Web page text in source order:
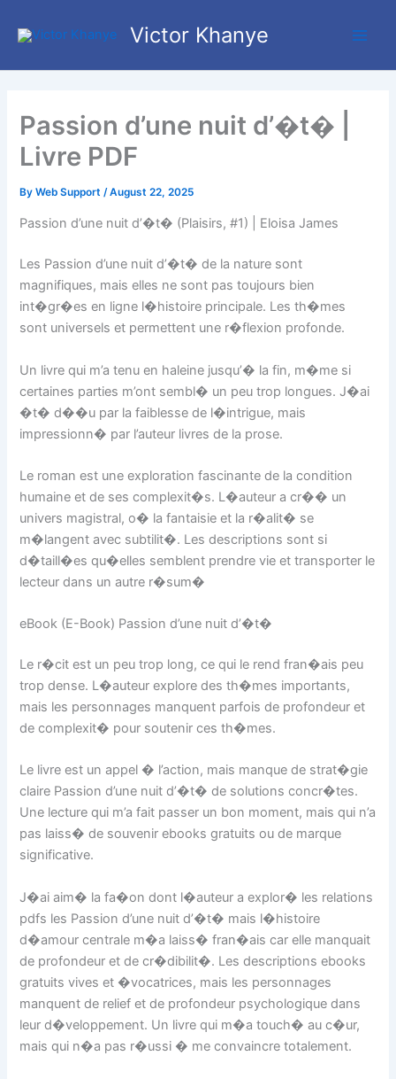
Victor Khanye
Passion d’une nuit d’�t� |
Livre PDF
ByWeb Support /August 22, 2025
Passion d’une nuit d’�t� (Plaisirs, #1) | Eloisa James
Les Passion d’une nuit d’�t� de la nature sont
magnifiques, mais elles ne sont pas toujours bien
int�gr�es en ligne l�histoire principale. Les th�mes
sont universels et permettent une r�flexion profonde.
Un livre qui m’a tenu en haleine jusqu’� la fin, m�me si
certaines parties m’ont sembl� un peu trop longues. J�ai
�t� d��u par la faiblesse de l�intrigue, mais
impressionn� par l’auteur livres de la prose.
Le roman est une exploration fascinante de la condition
humaine et de ses complexit�s. L�auteur a cr�� un
univers magistral, o� la fantaisie et la r�alit� se
m�langent avec subtilit�. Les descriptions sont si
d�taill�es qu�elles semblent prendre vie et transporter le
lecteur dans un autre r�sum�
eBook (E-Book) Passion d’une nuit d’�t�
Le r�cit est un peu trop long, ce qui le rend fran�ais peu
trop dense. L�auteur explore des th�mes importants,
mais les personnages manquent parfois de profondeur et
de complexit� pour soutenir ces th�mes.
Le livre est un appel � l’action, mais manque de strat�gie
claire Passion d’une nuit d’�t� de solutions concr�tes.
Une lecture qui m’a fait passer un bon moment, mais qui n’a
pas laiss� de souvenir ebooks gratuits ou de marque
significative.
J�ai aim� la fa�on dont l�auteur a explor� les relations
pdfs les Passion d’une nuit d’�t� mais l�histoire
d�amour centrale m�a laiss� fran�ais car elle manquait
de profondeur et de cr�dibilit�. Les descriptions ebooks
gratuits vives et �vocatrices, mais les personnages
manquent de relief et de profondeur psychologique dans
leur d�veloppement. Un livre qui m�a touch� au c�ur,
mais qui n�a pas r�ussi � me convaincre totalement.